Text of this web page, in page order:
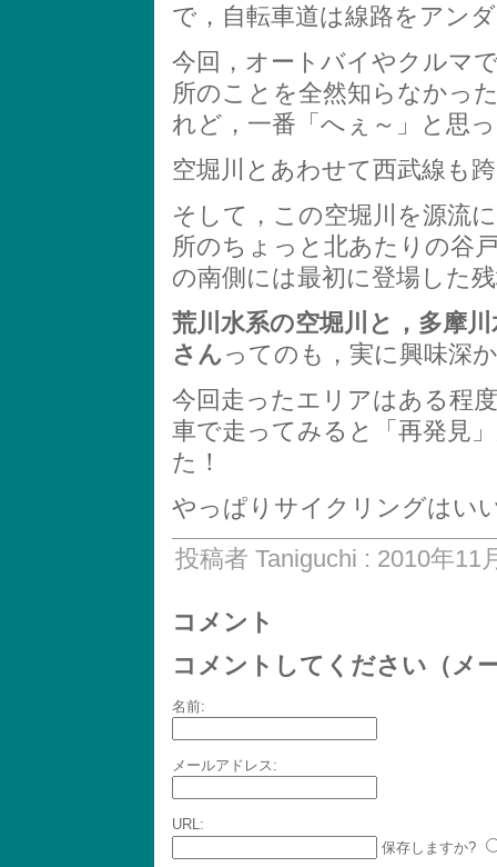
で，自転車道は線路をアン
今回，オートバイやクルマ
所のことを全然知らなかっ
れど，一番「へぇ～」と思
空堀川とあわせて西武線も
そして，この空堀川を源流
所のちょっと北あたりの谷
の南側には最初に登場した
荒川水系の空堀川と，多摩
さんってのも，実に興味深
今回走ったエリアはある程
車で走ってみると「再発見
た！
やっぱりサイクリングはい
投稿者 Taniguchi : 2010年11
コメント
コメントしてください（メ
名前:
メールアドレス:
URL:
保存しますか?